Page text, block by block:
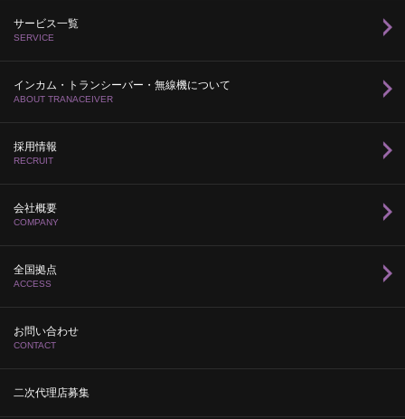
サービス一覧
SERVICE
インカム・トランシーバー・無線機について
ABOUT TRANACEIVER
採用情報
RECRUIT
会社概要
COMPANY
全国拠点
ACCESS
お問い合わせ
CONTACT
二次代理店募集